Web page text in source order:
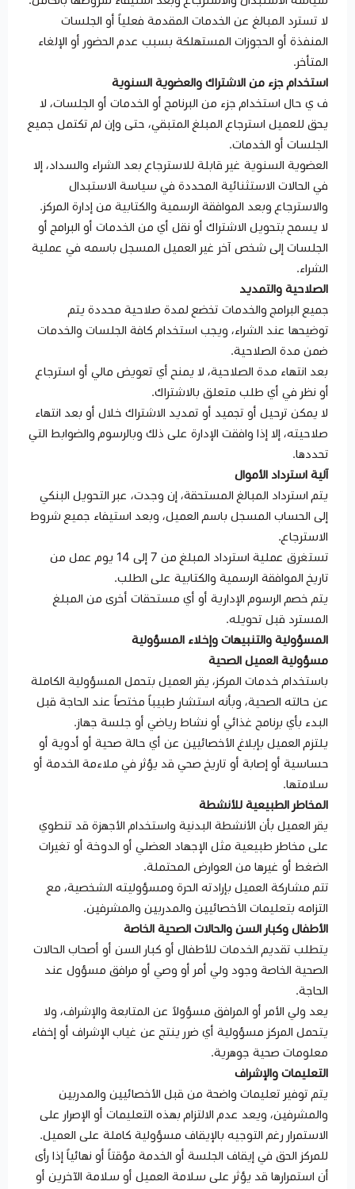
لا تسترد المبالغ عن الخدمات المقدمة فعلياً أو الجلسات
المنفذة أو الحجوزات المستهلكة بسبب عدم الحضور أو الإلغاء
المتأخر.
استخدام جزء من الاشتراك والعضوية السنوية
ف ي حال استخدام جزء من البرنامج أو الخدمات أو الجلسات، لا
يحق للعميل استرجاع المبلغ المتبقي، حتى وإن لم تكتمل جميع
الجلسات أو الخدمات.
العضوية السنوية غير قابلة للاسترجاع بعد الشراء والسداد، إلا
في الحالات الاستثنائية المحددة في سياسة الاستبدال
والاسترجاع وبعد الموافقة الرسمية والكتابية من إدارة المركز.
لا يسمح بتحويل الاشتراك أو نقل أي من الخدمات أو البرامج أو
الجلسات إلى شخص آخر غير العميل المسجل باسمه في عملية
الشراء.
الصلاحية والتمديد
جميع البرامج والخدمات تخضع لمدة صلاحية محددة يتم
توضيحها عند الشراء، ويجب استخدام كافة الجلسات والخدمات
ضمن مدة الصلاحية.
بعد انتهاء مدة الصلاحية، لا يمنح أي تعويض مالي أو استرجاع
أو نظر في أي طلب متعلق بالاشتراك.
لا يمكن ترحيل أو تجميد أو تمديد الاشتراك خلال أو بعد انتهاء
صلاحيته، إلا إذا وافقت الإدارة على ذلك وبالرسوم والضوابط التي
تحددها.
آلية استرداد الأموال
يتم استرداد المبالغ المستحقة، إن وجدت، عبر التحويل البنكي
إلى الحساب المسجل باسم العميل، وبعد استيفاء جميع شروط
الاسترجاع.
تستغرق عملية استرداد المبلغ من 7 إلى 14 يوم عمل من
تاريخ الموافقة الرسمية والكتابية على الطلب.
يتم خصم الرسوم الإدارية أو أي مستحقات أخرى من المبلغ
المسترد قبل تحويله.
المسؤولية والتنبيهات وإخلاء المسؤولية
مسؤولية العميل الصحية
باستخدام خدمات المركز، يقر العميل بتحمل المسؤولية الكاملة
عن حالته الصحية، وبأنه استشار طبيباً مختصاً عند الحاجة قبل
البدء بأي برنامج غذائي أو نشاط رياضي أو جلسة جهاز.
يلتزم العميل بإبلاغ الأخصائيين عن أي حالة صحية أو أدوية أو
حساسية أو إصابة أو تاريخ صحي قد يؤثر في ملاءمة الخدمة أو
سلامتها.
المخاطر الطبيعية للأنشطة
يقر العميل بأن الأنشطة البدنية واستخدام الأجهزة قد تنطوي
على مخاطر طبيعية مثل الإجهاد العضلي أو الدوخة أو تغيرات
الضغط أو غيرها من العوارض المحتملة.
تتم مشاركة العميل بإرادته الحرة ومسؤوليته الشخصية، مع
التزامه بتعليمات الأخصائيين والمدربين والمشرفين.
الأطفال وكبار السن والحالات الصحية الخاصة
يتطلب تقديم الخدمات للأطفال أو كبار السن أو أصحاب الحالات
الصحية الخاصة وجود ولي أمر أو وصي أو مرافق مسؤول عند
الحاجة.
يعد ولي الأمر أو المرافق مسؤولاً عن المتابعة والإشراف، ولا
يتحمل المركز مسؤولية أي ضرر ينتج عن غياب الإشراف أو إخفاء
معلومات صحية جوهرية.
التعليمات والإشراف
يتم توفير تعليمات واضحة من قبل الأخصائيين والمدربين
والمشرفين، ويعد عدم الالتزام بهذه التعليمات أو الإصرار على
الاستمرار رغم التوجيه بالإيقاف مسؤولية كاملة على العميل.
للمركز الحق في إيقاف الجلسة أو الخدمة مؤقتاً أو نهائياً إذا رأى
أن استمرارها قد يؤثر على سلامة العميل أو سلامة الآخرين أو